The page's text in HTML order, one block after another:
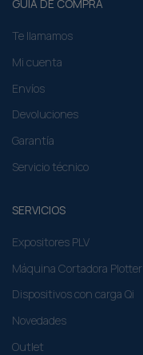
GUÍA DE COMPRA
Te llamamos
Mi cuenta
Envíos
Devoluciones
Garantía
Servicio técnico
SERVICIOS
Expositores PLV
Máquina Cortadora Plotter
Dispositivos con carga Qi
Novedades
Outlet